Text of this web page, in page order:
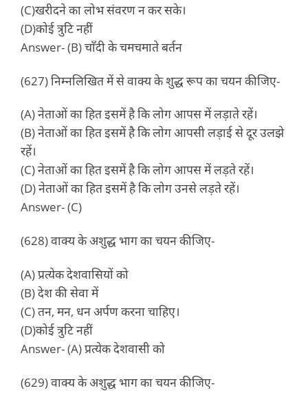
(C)खरीदने का लोभ संवरण न कर सके।
(D)कोई त्रुटि नहीं
Answer- (B) चाँदी के चमचमाते बर्तन
(627) निम्नलिखित में से वाक्य के शुद्ध रूप का चयन कीजिए-
(A) नेताओं का हित इसमें है कि लोग आपस में लड़ाते रहें।
(B) नेताओं का हित इसमें है कि लोग आपसी लड़ाई से दूर उलझे
रहें।
(C) नेताओं का हित इसमें है कि लोग आपस में लड़ते रहें।
(D) नेताओं का हित इसमें है कि लोग उनसे लड़ते रहें।
Answer- (C)
(628) वाक्य के अशुद्ध भाग का चयन कीजिए-
(A) प्रत्येक देशवासियों को
(B) देश की सेवा में
(C) तन, मन, धन अर्पण करना चाहिए।
(D)कोई त्रुटि नहीं
Answer- (A) प्रत्येक देशवासी को
(629) वाक्य के अशुद्ध भाग का चयन कीजिए-